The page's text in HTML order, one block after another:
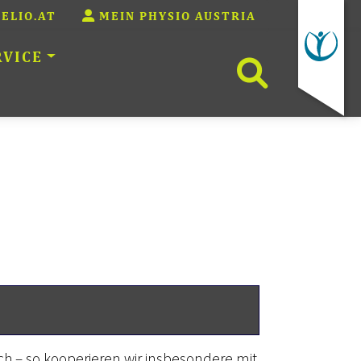
MEIN PHYSIO AUSTRIA